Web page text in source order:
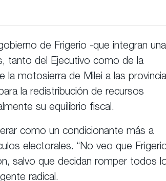
de Frigerio -que integran una
tanto del Ejecutivo como de la
motosierra de Milei a las
la redistribución de recursos
su equilibrio fiscal.
como un condicionante más a
electorales. “No veo que
salvo que decidan romper todos
radical.